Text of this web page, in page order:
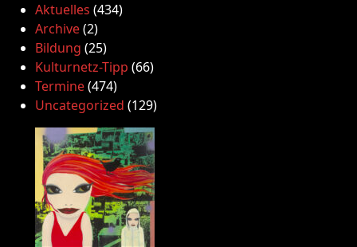
Aktuelles (434)
Archive(2)
Bildung (25)
Kulturnetz-Tipp (66)
Termine(474)
Uncategorized (129)